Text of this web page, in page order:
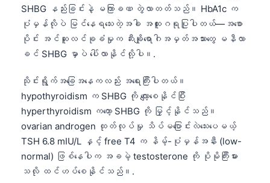
SHBG နည်းခြင်းနဲ့ မကြာခဏ တွဲလာတတ်သည်။ HbA1c က
ပုံမှန်လိုပဲ မြင်နေရသေးတဲ့အခါ အထူးဂရုပြုပါတယ်—အစော
ပိုင်း အင်ဆူလင်ခုခံမှုက ဆီးချိုရောဂါအမှတ်အသားတွေ မနီလာ
ခင် SHBG မှာပဲ ပေါ်လာနိုင်လို့ပါ။.
သိုင်းရွိုက်အခြေအနေကလည်း အရေးကြီးပါတယ်။
hypothyroidism က SHBG ကို လျော့စေနိုင်ပြီး
hyperthyroidism ကတော့ SHBG ကို မြှင့်နိုင်သည်။
ovarian androgen ထုတ်လုပ်မှု သိပ်မပြောင်းလဲသေးပေမယ့်
TSH 6.8 mIU/L နှင့် free T4 က နိမ့်-ပုံမှန်အနီး (low-
normal) ဖြစ်နေပါက အခမဲ့ testosterone ကို ပိုမိုကြီးမား
သလို ထင်ဟပ်စေနိုင်သည်။.